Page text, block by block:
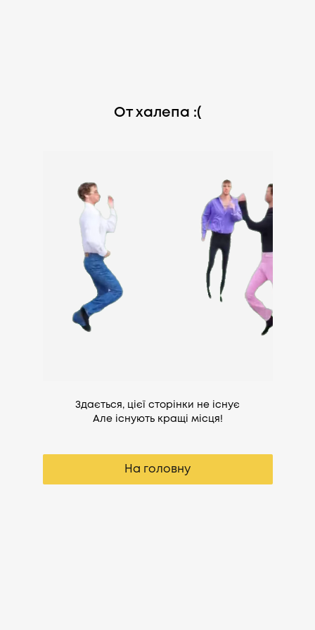
От халепа :(
Здається, цієї сторінки не існує
Але існують кращі місця!
На головну